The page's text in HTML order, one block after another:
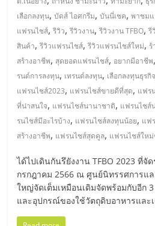
รน
ไชส์
แฟ
รน
ไชส์
ขาย
เลือกลงทุน,บัดส์ ไอศกรีม,บันนี่เชค,พาชม
แฟรนไชส์,รีวิว,รีวิวงาน,รีวิวงาน TFBO,รี
สินค้า,รีวิวแฟรนไชส์,รีวิวแฟรนไชส์ใหม่,
สร้างอาชีพ, สุดยอดแฟรนไชส์, อยากมีอาชีพ,
รนด์การลงทุน, เทรนด์ลงทุน, เลือกลงทุนธุรกิจ
แฟรนไชส์2023, แฟรนไชส์ขายดีที่สุด, แฟร
ที่น่าสนใจ, แฟรนไชส์นานาชาติ, แฟรนไชส์
รนไชส์มีอะไรบ้าง, แฟรนไชส์ลงทุนน้อย, แฟ
สร้างอาชีพ, แฟรนไชส์สุดคูล, แฟรนไชส์ใหม่
ได้ไปเดินกันรึยังงาน TFBO 2023 ที่จั
กรกฎาคม 2566 ณ ศูนย์นิทรรศการแ
ใหญ่จัดเต็มเหมือนเดิมจัดพร้อมกับอีก
และอุปกรณ์ของใช้วัตถุดิบอาหารและเ